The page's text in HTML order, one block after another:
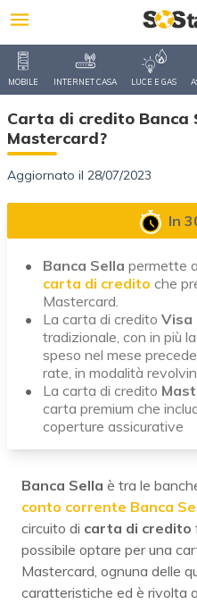
MOBILE INTERNET CASA LUCE E GAS
Carta di credito Banca
Mastercard?
Aggiornato il 28/07/2023
In
Banca Sella permette
carta di credito che
Mastercard.
La carta di credito Visa
tradizionale, con in più
speso nel mese
rate, in modalità
La carta di credito
carta premium che
coperture assicurative
Banca Sella è tra le
conto corrente Banca
circuito di carta di credito
possibile optare per una
Mastercard, ognuna delle
caratteristiche ed è rivolta